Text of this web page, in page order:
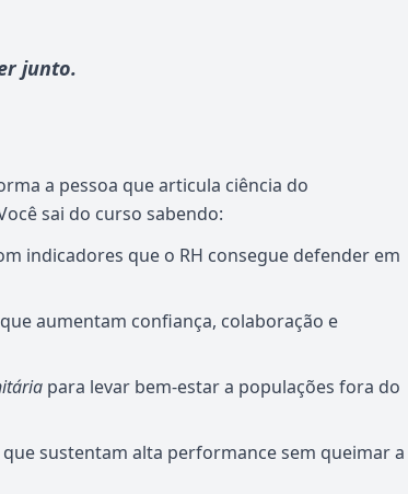
junto.
a pessoa que articula ciência do
sai do curso sabendo:
indicadores que o RH consegue defender em
que aumentam confiança, colaboração e
para levar bem-estar a populações fora do
que sustentam alta performance sem queimar a